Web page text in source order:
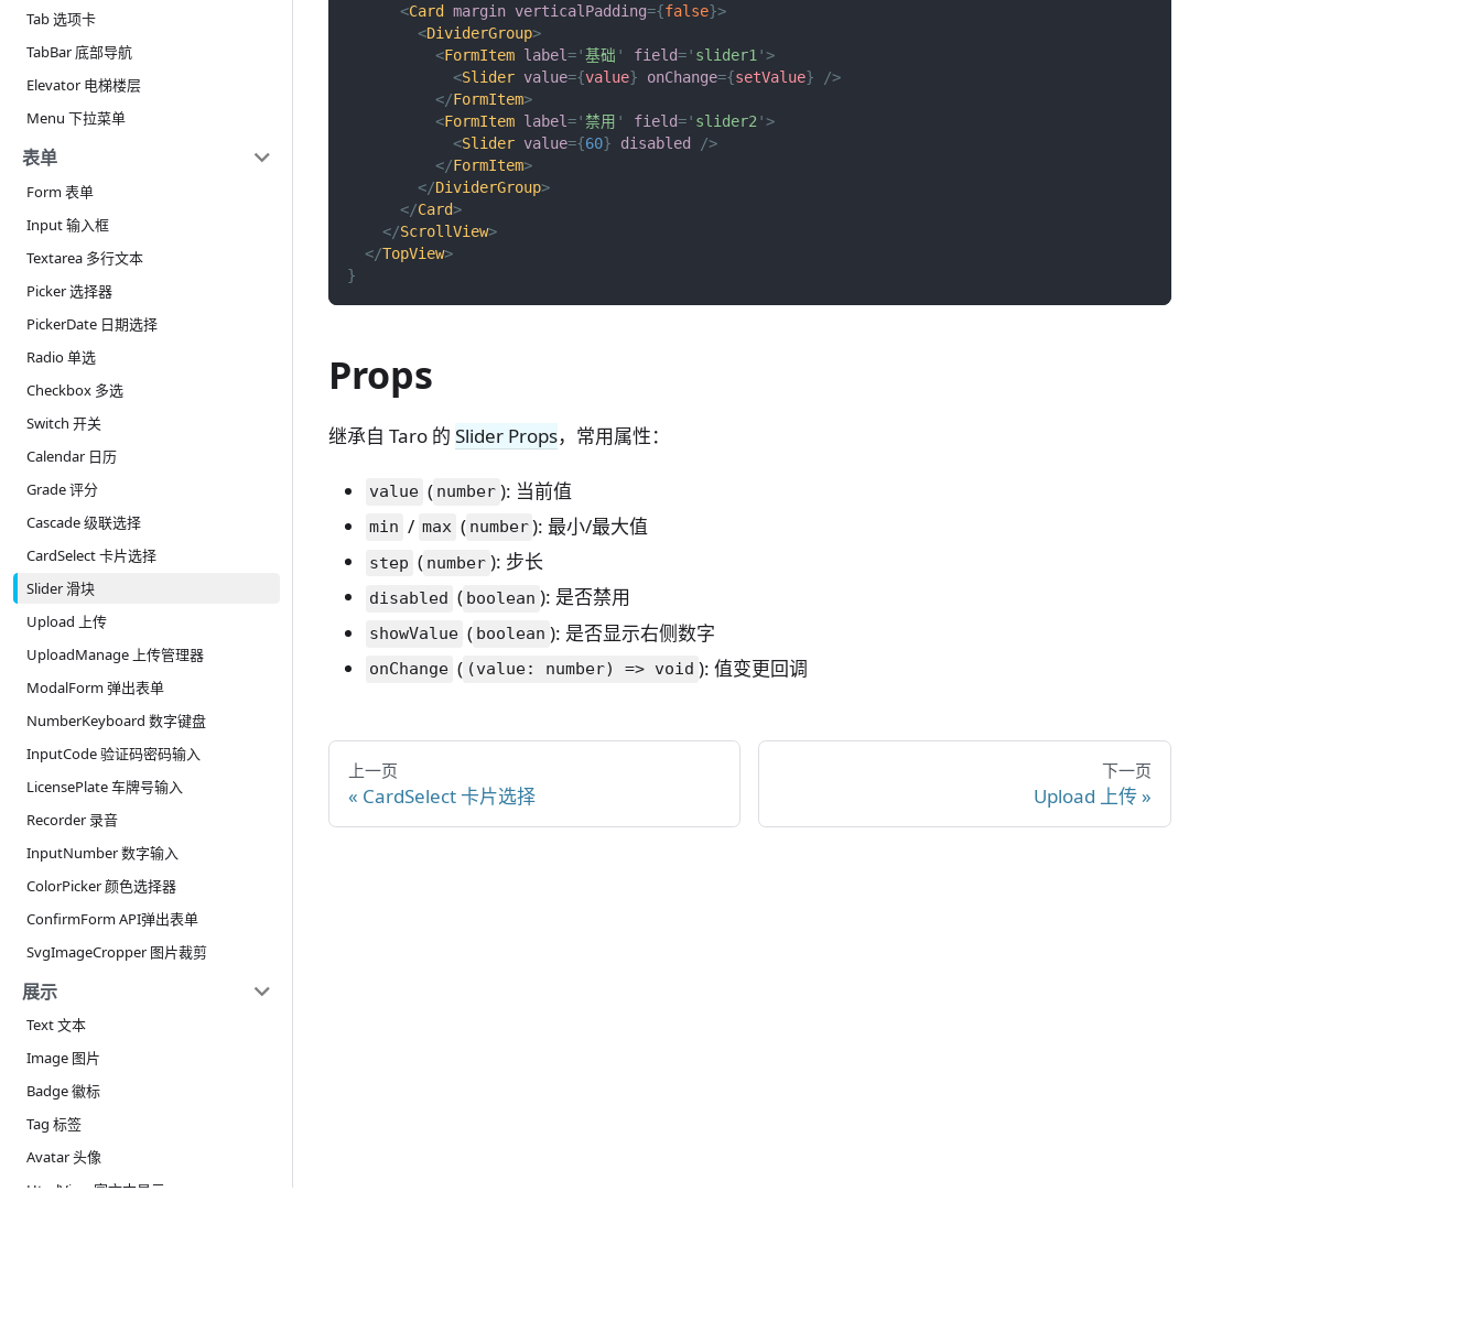
Tab 选项卡
TabBar 底部导航
Elevator 电梯楼层
Menu 下拉菜单
表单
Form 表单
Input 输入框
Textarea 多行文本
Picker 选择器
PickerDate 日期选择
Radio 单选
Checkbox 多选
Switch 开关
Calendar 日历
Grade 评分
Cascade 级联选择
CardSelect 卡片选择
Slider 滑块
Upload 上传
UploadManage 上传管理器
ModalForm 弹出表单
NumberKeyboard 数字键盘
InputCode 验证码密码输入
LicensePlate 车牌号输入
Recorder 录音
InputNumber 数字输入
ColorPicker 颜色选择器
ConfirmForm API弹出表单
SvgImageCropper 图片裁剪
展示
Text 文本
Image 图片
Badge 徽标
Tag 标签
Avatar 头像
HtmlView 富文本显示
<Card margin verticalPadding={false}>
<DividerGroup>
<FormItem label='基础 ' field=' slider1 '>
<Slider value={value} onChange={setValue}
/>
</FormItem>
<FormItem label='禁用 ' field=' slider2 '>
<Slider value={60} disabled
/>
</FormItem>
</DividerGroup>
</Card>
</ScrollView>
</TopView>
}
Props
继承自 Taro 的 Slider Props，常用属性：
value ( number ): 当前值
min / max ( number): 最小/最大值
step ( number ): 步长
disabled ( boolean ): 是否禁用
showValue ( boolean ): 是否显示右侧数字
onChange ( (value: number) => void ): 值变更回调
上一页
CardSelect 卡片选择
下一页
Upload 上传